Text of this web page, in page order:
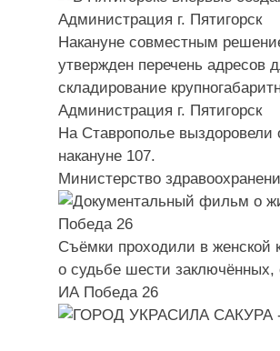
Накануне совместным
утвержден перечень адресов
складирование
Администрация г. Пятигорск
На Ставрополье выздоровели
накануне 107.
Министерство
Съёмки проходили в женской
о судьбе шести
ИА Победа 26